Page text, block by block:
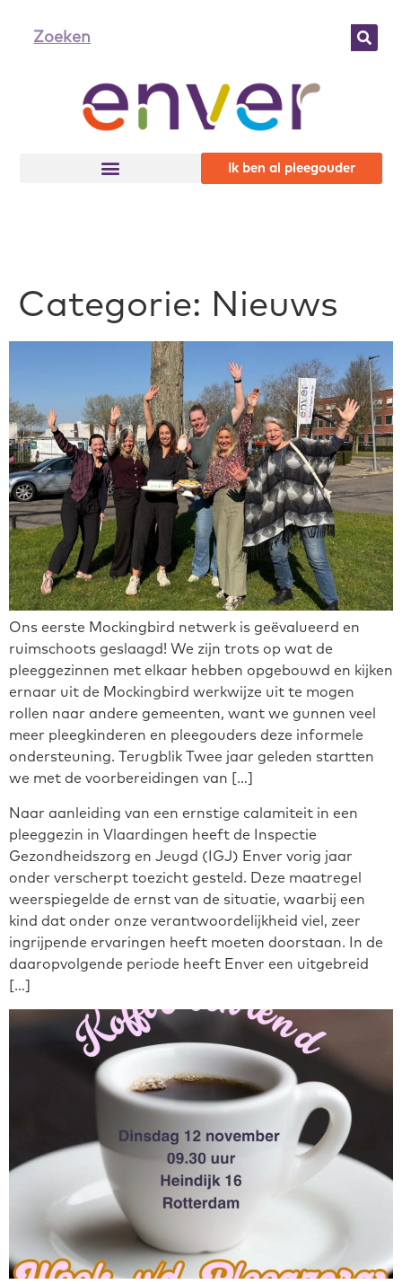
Ik ben al pleegouder
Categorie: Nieuws
Ons eerste Mockingbird netwerk is geëvalueerd en
ruimschoots geslaagd! We zijn trots op wat de
pleeggezinnen met elkaar hebben opgebouwd en kijken
ernaar uit de Mockingbird werkwijze uit te mogen
rollen naar andere gemeenten, want we gunnen veel
meer pleegkinderen en pleegouders deze informele
ondersteuning. Terugblik Twee jaar geleden startten
we met de voorbereidingen van […]
Naar aanleiding van een ernstige calamiteit in een
pleeggezin in Vlaardingen heeft de Inspectie
Gezondheidszorg en Jeugd (IGJ) Enver vorig jaar
onder verscherpt toezicht gesteld. Deze maatregel
weerspiegelde de ernst van de situatie, waarbij een
kind dat onder onze verantwoordelijkheid viel, zeer
ingrijpende ervaringen heeft moeten doorstaan. In de
daaropvolgende periode heeft Enver een uitgebreid
[…]